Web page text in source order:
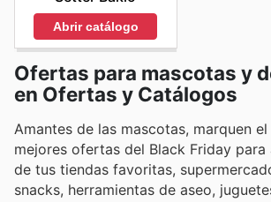
Abrir catálogo
Ofertas para mascotas y
en Ofertas y Catálogos
Amantes de las mascotas, marquen
mejores ofertas del Black Friday
de tus tiendas favoritas,
snacks, herramientas de aseo,